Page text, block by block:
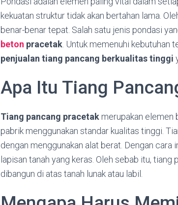
kekuatan struktur tidak akan bertahan lama.
benar-benar tepat. Salah satu jenis pondasi
beton pracetak . Untuk memenuhi kebutuhan
penjualan tiang pancang berkualitas tinggi
Apa Itu Tiang
Tiang pancang pracetak merupakan elemen
pabrik menggunakan standar kualitas tinggi.
dengan menggunakan alat berat. Dengan cara
lapisan tanah yang keras. Oleh sebab itu,
dibangun di atas tanah lunak atau labil.